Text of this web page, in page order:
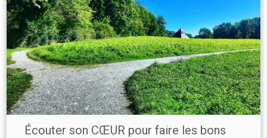
Écouter son CŒUR pour faire les bons